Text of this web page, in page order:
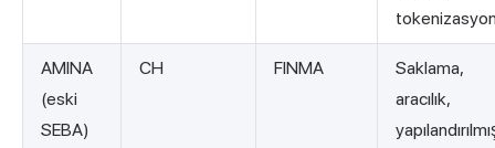
AMINA
(eski
SEBA)
CH FINMA
Saklama,
aracılık,